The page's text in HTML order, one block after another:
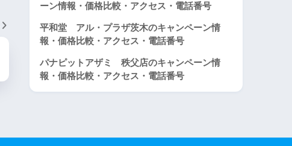
ーン情報・価格比較・アクセス・電話番号
平和堂 アル・プラザ茨木のキャンペーン情
報・価格比較・アクセス・電話番号
パナピットアザミ 秩父店のキャンペーン情
報・価格比較・アクセス・電話番号